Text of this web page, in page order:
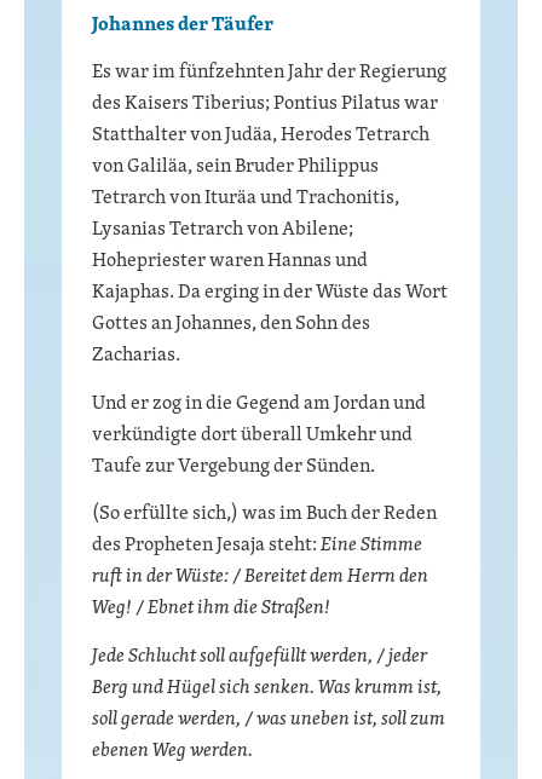
Johannes der Täufer
Es war im fünfzehnten Jahr der Regierung
des Kaisers Tiberius; Pontius Pilatus war
Statthalter von Judäa, Herodes Tetrarch
von Galiläa, sein Bruder Philippus
Tetrarch von Ituräa und Trachonitis,
Lysanias Tetrarch von Abilene;
Hohepriester waren Hannas und
Kajaphas. Da erging in der Wüste das Wort
Gottes an Johannes, den Sohn des
Zacharias.
Und er zog in die Gegend am Jordan und
verkündigte dort überall Umkehr und
Taufe zur Vergebung der Sünden.
(So erfüllte sich,) was im Buch der Reden
des Propheten Jesaja steht:Eine Stimme
ruft in der Wüste: / Bereitet dem Herrn den
Weg! / Ebnet ihm die Straßen!
Jede Schlucht soll aufgefüllt werden, / jeder
Berg und Hügel sich senken. Was krumm ist,
soll gerade werden, / was uneben ist, soll zum
ebenen Weg werden.